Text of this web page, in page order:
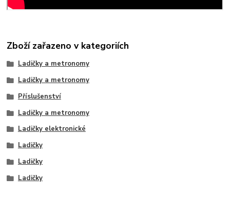
Zboží zařazeno v kategoriích
Ladičky a metronomy
Ladičky a metronomy
Příslušenství
Ladičky a metronomy
Ladičky elektronické
Ladičky
Ladičky
Ladičky